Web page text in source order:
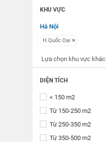
KHU VỰC
Hà Nội
H.Quốc Oai
Lựa chọn khu vực khác
DIỆN TÍCH
< 150 m2
Từ 150-250 m2
Từ 250-350 m2
Từ 350-500 m2